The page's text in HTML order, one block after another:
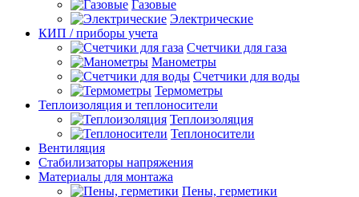
Газовые
Электрические
КИП / приборы учета
Счетчики для газа
Манометры
Счетчики для воды
Термометры
Теплоизоляция и теплоносители
Теплоизоляция
Теплоносители
Вентиляция
Стабилизаторы напряжения
Материалы для монтажа
Пены, герметики